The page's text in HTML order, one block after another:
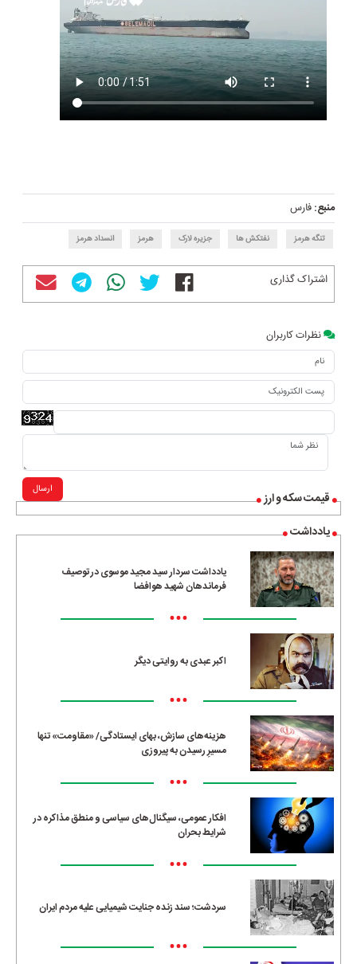
قیمت سکه و ارز
یادداشت
یادداشت سردار سید مجید موسوی در توصیف
فرماندهان شهید هوافضا
•••
اکبر عبدی به روایتی دیگر
•••
هزینه‌های سازش، بهای ایستادگی/ «مقاومت» تنها
مسیرِ رسیدن به پیروزی
•••
افکار عمومی، سیگنال‌های سیاسی و منطق مذاکره در
شرایط بحران
•••
سردشت؛ سند زنده جنایت شیمیایی علیه مردم ایران
•••
منبع:فارس
تنگه هرمز نفتکش ها جزیره لارک هرمز انسداد هرمز
اشتراک گذاری
نظرات کاربران
ارسال